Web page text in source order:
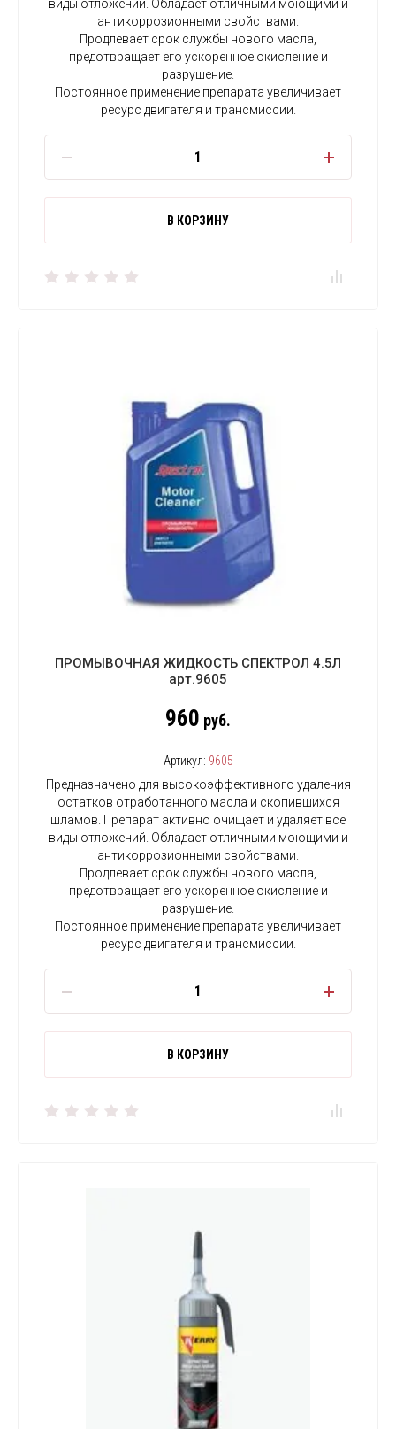
виды отложений. Обладает отличными моющими и
антикоррозионными свойствами.
Продлевает срок службы нового масла,
предотвращает его ускоренное окисление и
разрушение.
Постоянное применение препарата увеличивает
ресурс двигателя и трансмиссии.
В КОРЗИНУ
ПРОМЫВОЧНАЯ ЖИДКОСТЬ СПЕКТРОЛ 4.5Л
арт.9605
960 руб.
Артикул: 9605
Предназначено для высокоэффективного удаления
остатков отработанного масла и скопившихся
шламов. Препарат активно очищает и удаляет все
виды отложений. Обладает отличными моющими и
антикоррозионными свойствами.
Продлевает срок службы нового масла,
предотвращает его ускоренное окисление и
разрушение.
Постоянное применение препарата увеличивает
ресурс двигателя и трансмиссии.
В КОРЗИНУ